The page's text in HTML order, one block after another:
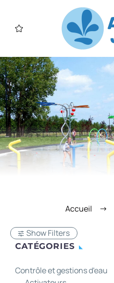
Accueil
Show Filters
CATÉGORIES
Contrôle et gestions d'eau